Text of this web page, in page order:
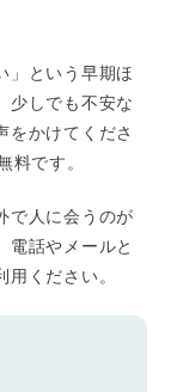
」という早期ほ
少しでも不安な
をかけてくださ
料です。
で人に会うのが
電話やメールと
ください。